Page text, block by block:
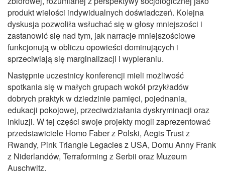
produkt wielości indywidualnych doświadczeń. Kolejna
dyskusja pozwoliła wsłuchać się w głosy mniejszości i
zastanowić się nad tym, jak narracje mniejszościowe
funkcjonują w obliczu opowieści dominujących i
sprzeciwiają się marginalizacji i wypieraniu.
Następnie uczestnicy konferencji mieli możliwość
spotkania się w małych grupach wokół przykładów
dobrych praktyk w dziedzinie pamięci, pojednania,
edukacji pokojowej, przeciwdziałania dyskryminacji oraz
inkluzji. W tej części swoje projekty mogli zaprezentować
przedstawiciele Homo Faber z Polski, Aegis Trust z
Rwandy, Pink Triangle Legacies z USA, Domu Anny Frank
z Niderlandów, Terraforming z Serbii oraz Muzeum
Auschwitz.